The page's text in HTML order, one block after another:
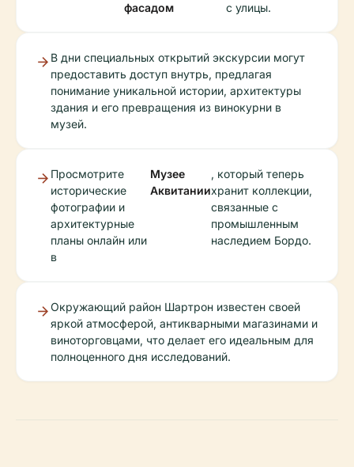
фасадом
с улицы.
В дни специальных открытий экскурсии могут
предоставить доступ внутрь, предлагая
понимание уникальной истории, архитектуры
здания и его превращения из винокурни в
музей.
Просмотрите
исторические
фотографии и
архитектурные
планы онлайн или
в
Музее
Аквитании
, который теперь
хранит коллекции,
связанные с
промышленным
наследием Бордо.
Окружающий район Шартрон известен своей
яркой атмосферой, антикварными магазинами и
виноторговцами, что делает его идеальным для
полноценного дня исследований.